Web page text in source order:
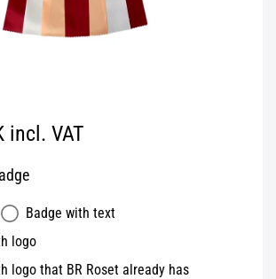
incl. VAT
Badge with text
logo
logo that BR Roset already has